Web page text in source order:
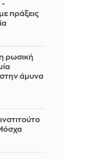
-
πράξεις
ρωσική
άμυνα